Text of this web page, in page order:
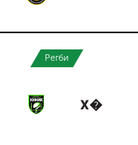
Регби
Х�